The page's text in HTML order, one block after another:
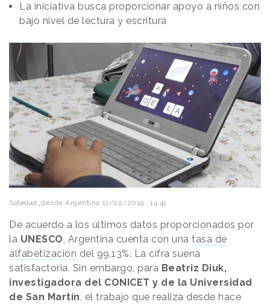
La iniciativa busca proporcionar apoyo a niños con
bajo nivel de lectura y escritura
Soledad_desde Argentina 11/02/2019 · 14:41
De acuerdo a los últimos datos proporcionados por
la UNESCO, Argentina cuenta con una tasa de
alfabetización del 99,13%. La cifra suena
satisfactoria. Sin embargo, para Beatriz Diuk,
investigadora del CONICET y de la Universidad
de San Martín, el trabajo que realiza desde hace